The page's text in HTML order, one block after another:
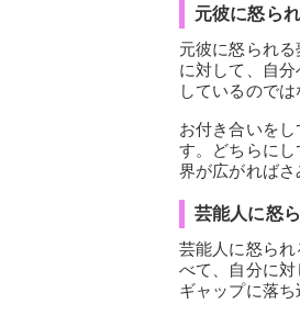
元彼に怒ら
元彼に怒られ
に対して、自
しているので
お付き合いを
す。どちらに
界が広がればさ
芸能人に怒
芸能人に怒られ
べて、自分に
ギャップに落ち